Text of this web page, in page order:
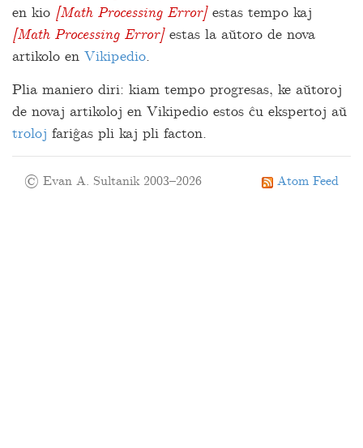
a=Trolo )=1.0,
en kio [Math Processing Error]
t
estas tempo kaj
[Math Processing Error]
a
estas la aŭtoro de nova
artikolo en Vikipedio.
Plia maniero diri: kiam tempo progresas, ke aŭtoroj
de novaj artikoloj en Vikipedio estos ĉu ekspertoj aŭ
troloj fariĝas pli kaj pli facton.
Atom Feed
© Evan A. Sultanik 2003–2026